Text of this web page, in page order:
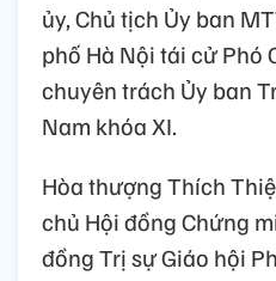
ủy, Chủ tịch Ủy ban
phố Hà Nội tái cử Phó
chuyên trách Ủy ban
Nam khóa XI.
Hòa thượng Thích
chủ Hội đồng Chứng
đồng Trị sự Giáo hội